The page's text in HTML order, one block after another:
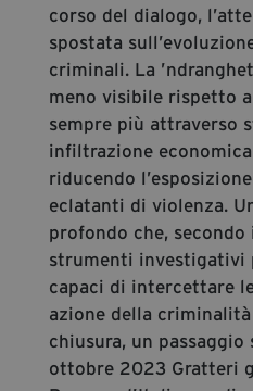
corso del dialogo,
spostata
criminali. La
meno visibile rispetto
sempre più attraverso
infiltrazione
riducendo
eclatanti di violenza.
profondo che,
strumenti investigativi
capaci di intercettare
azione della
chiusura, un passaggio
ottobre 2023 Gratteri